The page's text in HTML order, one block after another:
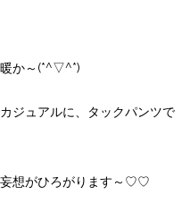
暖か～(*^▽^*)
ジュアルに、タックパンツで
妄想がひろがります～♡♡